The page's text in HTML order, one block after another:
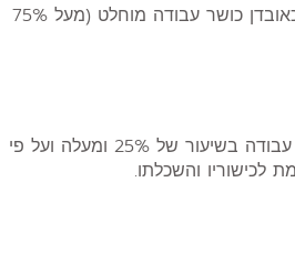
ביטוח זה מכיר באובדן כושר עבודה רק במידה ומצבו של המבוטח הוגדר כאובדן כושר עבודה מוחלט (מעל 75%
בביטוח זה המבוטח יהיה זכאי לקבל תגמולים במידה ונקבע לו אובדן כושר עבודה בשיעור של 25% ומעלה ועל פי
והשכלתו.